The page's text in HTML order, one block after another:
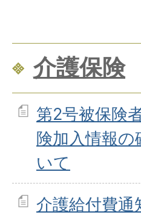
介護保険
第2号被保険
険加入情報の
いて
介護給付費通